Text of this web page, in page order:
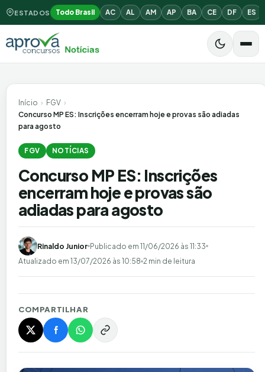
ESTADOS Todo Brasil AC AL AM AP BA CE DF ES
Início › FGV ›
Concurso MP ES: Inscrições encerram hoje e provas são adiadas
para agosto
FGV NOTÍCIAS
Concurso MP ES: Inscrições
encerram hoje e provas são
adiadas para agosto
Rinaldo Junior Publicado em 11/06/2026 às 11:33
Atualizado em 13/07/2026 às 10:58 2 min de leitura
COMPARTILHAR